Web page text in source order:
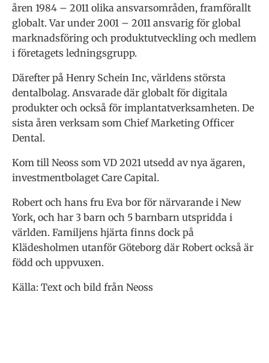
åren 1984 – 2011 olika ansvarsområden, framförallt
globalt. Var under 2001 – 2011 ansvarig för global
marknadsföring och produktutveckling och medlem
i företagets ledningsgrupp.
Därefter på Henry Schein Inc, världens största
dentalbolag. Ansvarade där globalt för digitala
produkter och också för implantatverksamheten. De
sista åren verksam som Chief Marketing Officer
Dental.
Kom till Neoss som VD 2021 utsedd av nya ägaren,
investmentbolaget Care Capital.
Robert och hans fru Eva bor för närvarande i New
York, och har 3 barn och 5 barnbarn utspridda i
världen. Familjens hjärta finns dock på
Klädesholmen utanför Göteborg där Robert också är
född och uppvuxen.
Källa: Text och bild från Neoss